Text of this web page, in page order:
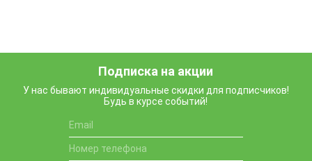
Подписка на акции
У нас бывают индивидуальные скидки для подписчиков!
Будь в курсе событий!